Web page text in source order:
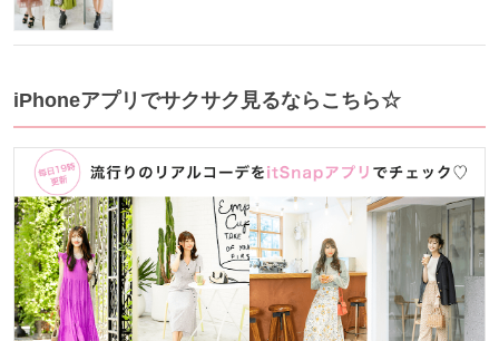
iPhoneアプリでサクサク見るならこちら☆